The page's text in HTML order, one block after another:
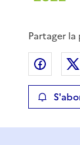
Partager la